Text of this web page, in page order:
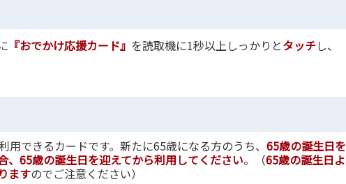
『おでかけ応援カード』 を読取機に1秒以上しっかりとタッチし、
できるカードです。新たに65歳になる方のうち、 65歳の誕生日を
65歳の誕生日を迎えてから利用してください。（65歳の誕生日よ
ますのでご注意ください）